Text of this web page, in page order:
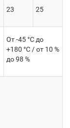
23 25
От -45 °C до
+180 °C / от 10 %
до 98 %